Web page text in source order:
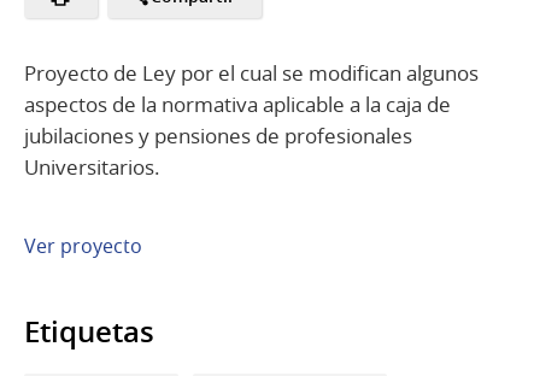
Proyecto de Ley por el cual se modifican algunos
aspectos de la normativa aplicable a la caja de
jubilaciones y pensiones de profesionales
Universitarios.
Ver proyecto
Etiquetas